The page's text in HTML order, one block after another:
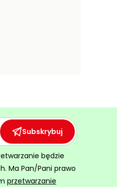
Subskrybuj
będzie
Ma Pan/Pani prawo
przetwarzanie